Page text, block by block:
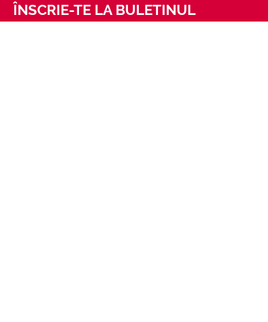
ÎNSCRIE-TE LA BULETINUL
INFORMATIV